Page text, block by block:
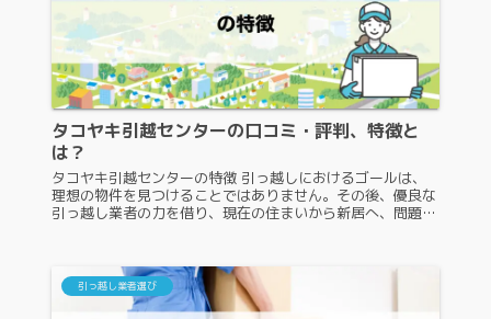
タコヤキ引越センターの口コミ・評判、特徴と
は？
タコヤキ引越センターの特徴 引っ越しにおけるゴールは、
理想の物件を見つけることではありません。その後、優良な
引っ越し業者の力を借り、現在の住まいから新居へ、問題な
引っ越し業者選び